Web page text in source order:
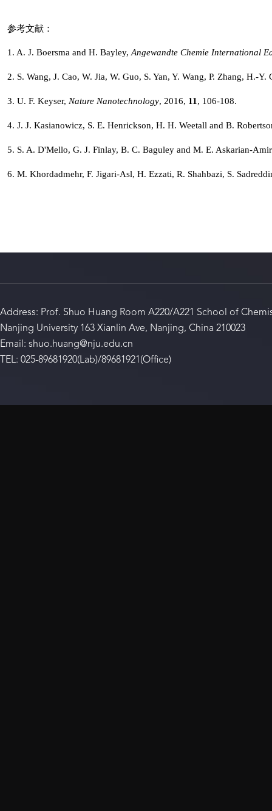
参考文献：
1. A. J. Boersma and H. Bayley, Angewandte Chemie International
2. S. Wang, J. Cao, W. Jia, W. Guo, S. Yan, Y. Wang, P. Zhang, H.-
3. U. F. Keyser, Nature Nanotechnology, 2016, 11 , 106-108.
4. J. J. Kasianowicz, S. E. Henrickson, H. H. Weetall and B.
5. S. A. D'Mello, G. J. Finlay, B. C. Baguley and M. E. Askarian-
6. M. Khordadmehr, F. Jigari-Asl, H. Ezzati, R. Shahbazi, S.
Address: Prof. Shuo Huang Room A220/A221 School of
Nanjing University 163 Xianlin Ave, Nanjing, China 210023
Email: shuo.huang@nju.edu.cn
TEL: 025-89681920(Lab)/89681921(Office)